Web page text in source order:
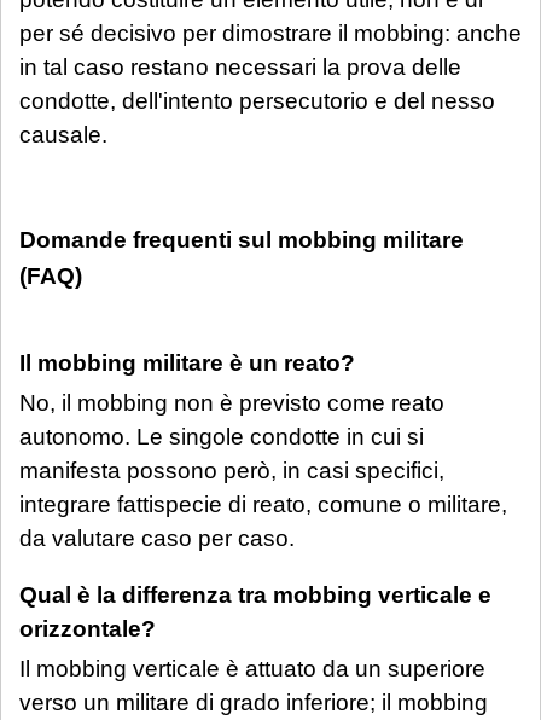
per sé decisivo per dimostrare il mobbing: anche
in tal caso restano necessari la prova delle
condotte, dell'intento persecutorio e del nesso
causale.
Domande frequenti sul mobbing militare
(FAQ)
Il mobbing militare è un reato?
No, il mobbing non è previsto come reato
autonomo. Le singole condotte in cui si
manifesta possono però, in casi specifici,
integrare fattispecie di reato, comune o militare,
da valutare caso per caso.
Qual è la differenza tra mobbing verticale e
orizzontale?
Il mobbing verticale è attuato da un superiore
verso un militare di grado inferiore; il mobbing